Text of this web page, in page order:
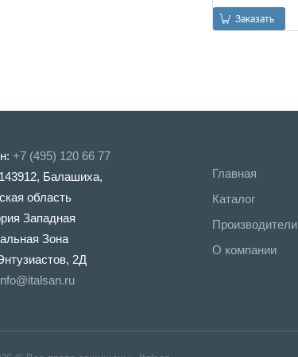
Заказать
+7 (495) 120 66 77
Балашиха,
область
Западная
Зона
2Д
Главная
Каталог
Производители
О компании